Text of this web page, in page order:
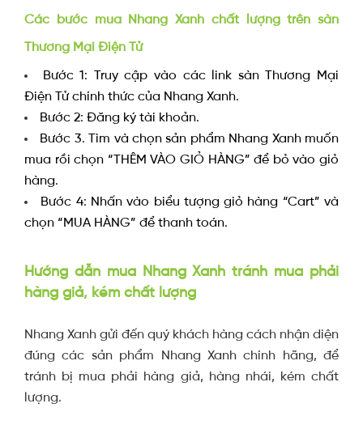
Các bước mua Nhang Xanh chất lượng trên sàn
Thương Mại Điện Tử
Bước 1: Truy cập vào các link sàn Thương Mại
Điện Tử chính thức của Nhang Xanh.
Bước 2: Đăng ký tài khoản.
Bước 3. Tìm và chọn sản phẩm Nhang Xanh muốn
mua rồi chọn “THÊM VÀO GIỎ HÀNG” để bỏ vào giỏ
hàng.
Bước 4: Nhấn vào biểu tượng giỏ hàng “Cart” và
chọn “MUA HÀNG” để thanh toán.
Hướng dẫn mua Nhang Xanh tránh mua phải
hàng giả, kém chất lượng
Nhang Xanh gửi đến quý khách hàng cách nhận diện
đúng các sản phẩm Nhang Xanh chính hãng, để
tránh bị mua phải hàng giả, hàng nhái, kém chất
lượng.